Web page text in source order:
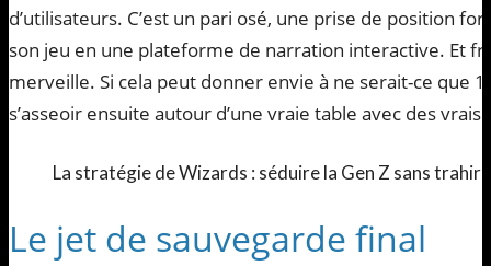
d’utilisateurs. C’est un pari osé, une prise de position
son jeu en une plateforme de narration interactive. Et
merveille. Si cela peut donner envie à ne serait-ce que
s’asseoir ensuite autour d’une vraie table avec des
La stratégie de Wizards : séduire la Gen Z sans trahir
Le jet de sauvegarde final